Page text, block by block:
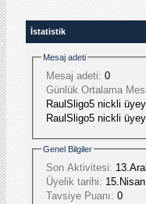
İstatistik
Mesaj adeti
Mesaj adeti: 0
Günlük Ortalama
RaulSligo5 nickli
RaulSligo5 nickli
Genel Bilgiler
Son Aktivitesi:
Üyelik tarihi:
Tavsiye Puanı: 0